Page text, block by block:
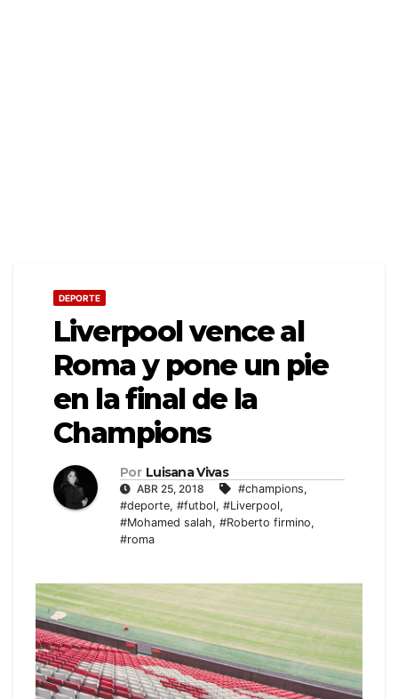
DEPORTE
Liverpool vence al
Roma y pone un pie
en la final de la
Champions
Por Luisana Vivas
ABR 25, 2018 #champions,
#deporte, #futbol, #Liverpool,
#Mohamed salah, #Roberto firmino,
#roma